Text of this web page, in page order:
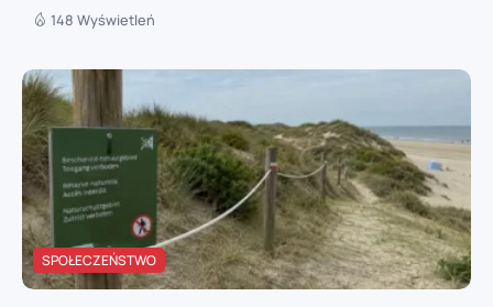
148 Wyświetleń
SPOŁECZEŃSTWO